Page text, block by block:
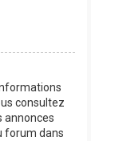
consultez
annonces
forum dans